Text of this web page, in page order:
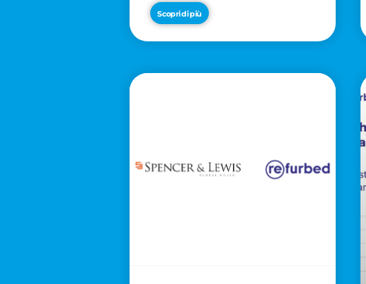
milioni per trasformare
la tavola in asset
geopolitico
Scopri di più